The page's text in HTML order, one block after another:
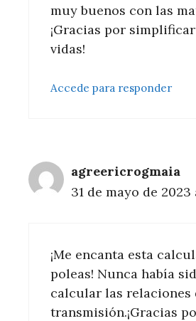
muy buenos con las
¡Gracias por
vidas!
Accede para responder
agreericrogmaia
31 de mayo de 2023
¡Me encanta esta
poleas! Nunca había
calcular las relaciones
transmisión.¡Gracias